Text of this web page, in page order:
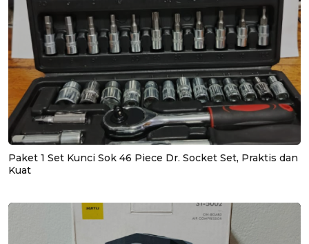
Paket 1 Set Kunci Sok 46 Piece Dr. Socket Set, Praktis dan
Kuat